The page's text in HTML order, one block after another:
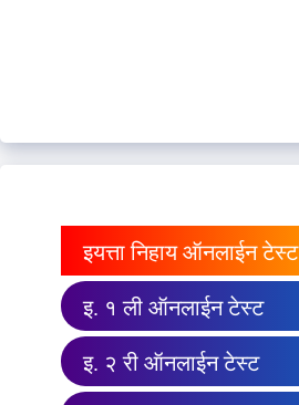
इयत्ता निहाय ऑनलाईन टेस्ट
इ. १ ली ऑनलाईन टेस्ट
इ. २ री ऑनलाईन टेस्ट